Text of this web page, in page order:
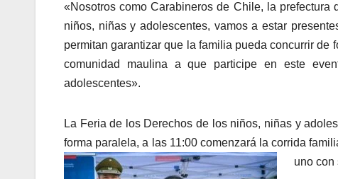
«Nosotros como Carabineros de Chile, la
niños, niñas y adolescentes, vamos a estar
permitan garantizar que la familia pueda concurrir de
comunidad maulina a que participe en este
adolescentes».
La Feria de los Derechos de los niños, niñas y
forma paralela, a las 11:00 comenzará la corrida
uno con